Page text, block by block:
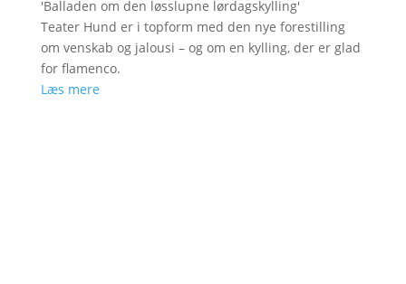
'Balladen om den løsslupne lørdagskylling'
Teater Hund er i topform med den nye forestilling
om venskab og jalousi – og om en kylling, der er glad
for flamenco.
Læs mere